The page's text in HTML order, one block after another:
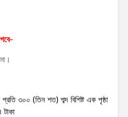
প্রতি ৩০০ (তিন শত) শব্দ বিশিষ্ট এক পৃষ্ঠা